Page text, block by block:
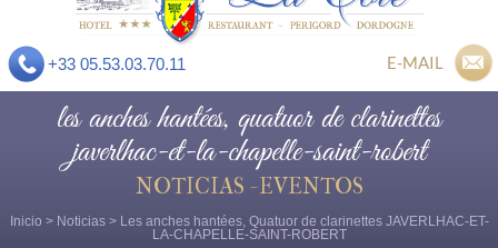
+33 05.53.03.70.11 E-MAIL
les anches hantées, quatuor de clarinettes
javerlhac-et-la-chapelle-saint-robert
NOTICIAS - EVENTOS
Inicio > Noticias> Les anches hantées, Quatuor de clarinettes JAVERLHAC-ET-
LA-CHAPELLE-SAINT-ROBERT